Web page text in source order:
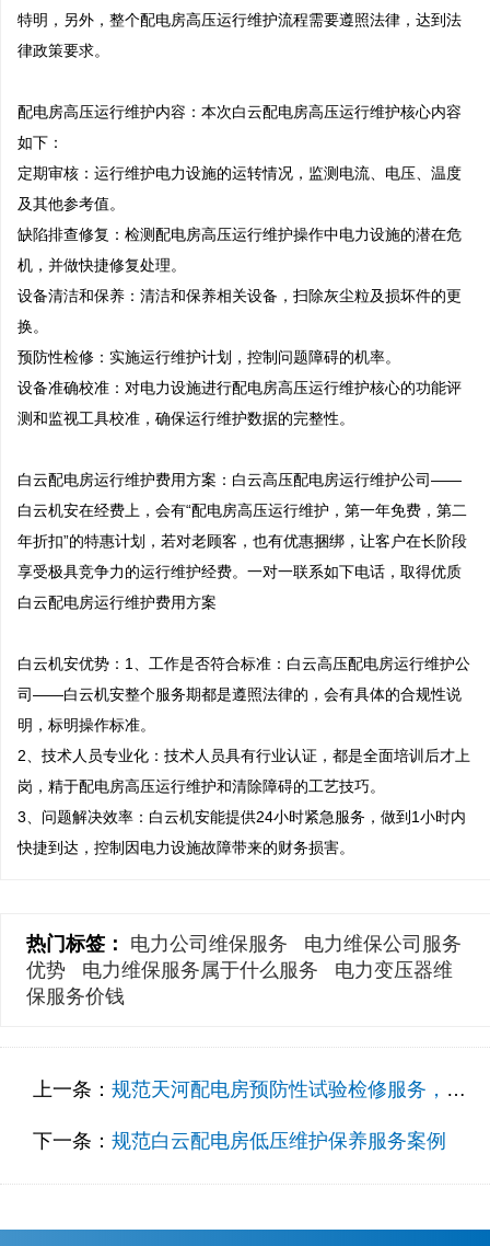
特明，另外，整个配电房高压运行维护流程需要遵照法律，达到法
律政策要求。
配电房高压运行维护内容：本次白云配电房高压运行维护核心内容
如下：
定期审核：运行维护电力设施的运转情况，监测电流、电压、温度
及其他参考值。
缺陷排查修复：检测配电房高压运行维护操作中电力设施的潜在危
机，并做快捷修复处理。
设备清洁和保养：清洁和保养相关设备，扫除灰尘粒及损坏件的更
换。
预防性检修：实施运行维护计划，控制问题障碍的机率。
设备准确校准：对电力设施进行配电房高压运行维护核心的功能评
测和监视工具校准，确保运行维护数据的完整性。
白云配电房运行维护费用方案：白云高压配电房运行维护公司——
白云机安在经费上，会有“配电房高压运行维护，第一年免费，第二
年折扣”的特惠计划，若对老顾客，也有优惠捆绑，让客户在长阶段
享受极具竞争力的运行维护经费。一对一联系如下电话，取得优质
白云配电房运行维护费用方案
白云机安优势：1、工作是否符合标准：白云高压配电房运行维护公
司——白云机安整个服务期都是遵照法律的，会有具体的合规性说
明，标明操作标准。
2、技术人员专业化：技术人员具有行业认证，都是全面培训后才上
岗，精于配电房高压运行维护和清除障碍的工艺技巧。
3、问题解决效率：白云机安能提供24小时紧急服务，做到1小时内
快捷到达，控制因电力设施故障带来的财务损害。
热门标签： 电力公司维保服务
电力维保公司服务
优势
电力维保服务属于什么服务
电力变压器维
保服务价钱
上一条： 规范天河配电房预防性试验检修服务，维持经济往来
下一条： 规范白云配电房低压维护保养服务案例